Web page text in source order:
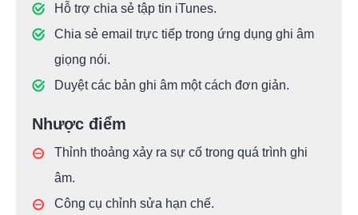
Hỗ trợ chia sẻ tập tin iTunes.
Chia sẻ email trực tiếp trong ứng dụng ghi âm
giọng nói.
Duyệt các bản ghi âm một cách đơn giản.
Nhược điểm
Thỉnh thoảng xảy ra sự cố trong quá trình ghi
âm.
Công cụ chỉnh sửa hạn chế.